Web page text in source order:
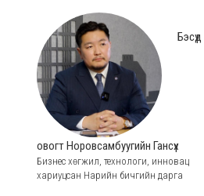
Бэсүд
овогт Норовсамбуугийн Гансүх
Бизнес хөгжил, технологи, инновац
хариуцсан Нарийн бичгийн дарга